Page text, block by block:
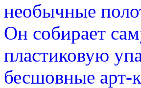
необычные
Он собирает
пластиковую
бесшовные арт-